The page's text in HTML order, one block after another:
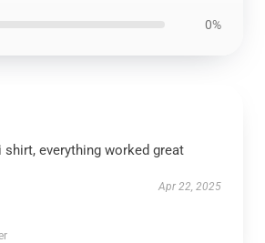
0%
everything worked great
Apr 22, 2025